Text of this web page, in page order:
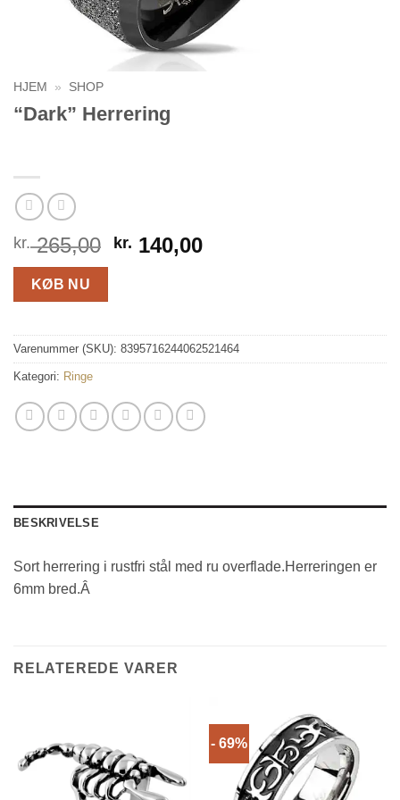
HJEM » SHOP
“Dark” Herrering
kr.265,00 Den
kr. 265,00.
kr. 140,00Den
kr. 140,00.
KØB NU
Varenummer (SKU): 8395716244062521464
Kategori: Ringe
BESKRIVELSE
Sort herrering i rustfri stål med ru overflade.Herreringen er
6mm bred.Â
RELATEREDE VARER
- 69%